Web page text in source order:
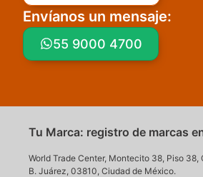
Envíanos un mensaje:
55 9000 4700
Tu Marca: registro de marcas
World Trade Center, Montecito 38, Piso 38,
B. Juárez, 03810, Ciudad de México.